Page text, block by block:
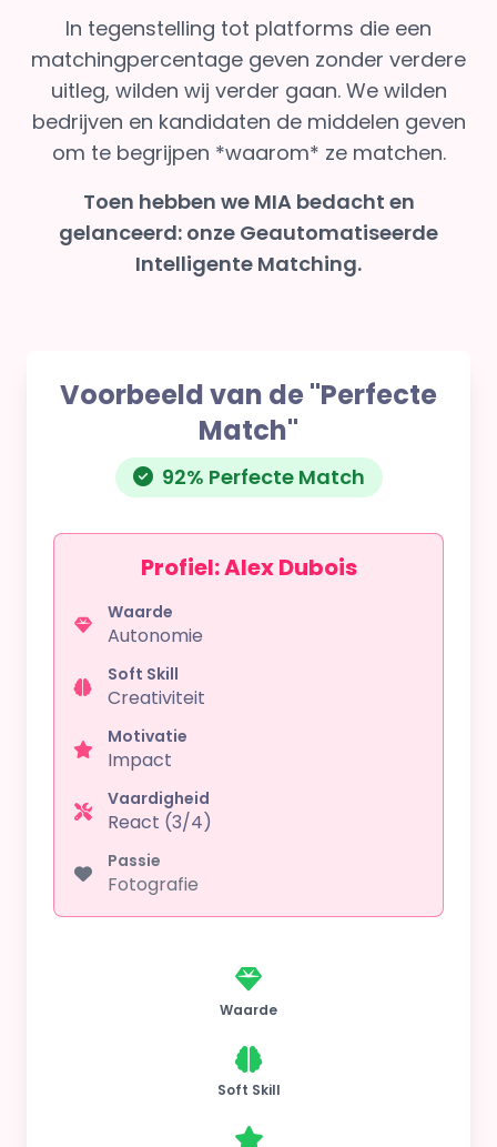
In tegenstelling tot platforms die een
matchingpercentage geven zonder verdere
uitleg, wilden wij verder gaan. We wilden
bedrijven en kandidaten de middelen geven
om te begrijpen *waarom* ze matchen.
Toen hebben we MIA bedacht en
gelanceerd: onze Geautomatiseerde
Intelligente Matching.
Voorbeeld van de "Perfecte
Match"
92% Perfecte Match
Profiel: Alex Dubois
Waarde
Autonomie
Soft Skill
Creativiteit
Motivatie
Impact
Vaardigheid
React (3/4)
Passie
Fotografie
Waarde
Soft Skill